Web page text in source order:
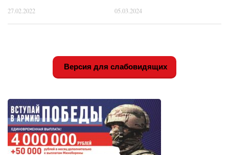
27.02.2022 05.03.2024
Версия для слабовидящих